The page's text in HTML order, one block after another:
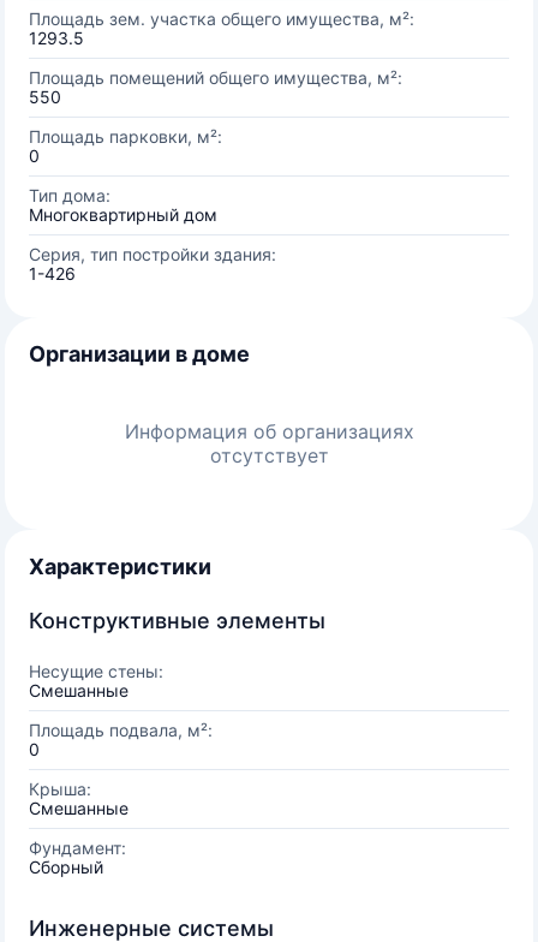
Площадь зем. участка общего имущества, м²:
1293.5
Площадь помещений общего имущества, м²:
550
Площадь парковки, м²:
0
Тип дома:
Многоквартирный дом
Серия, тип постройки здания:
1-426
Организации в доме
Информация об организациях
отсутствует
Характеристики
Конструктивные элементы
Несущие стены:
Смешанные
Площадь подвала, м²:
0
Крыша:
Смешанные
Фундамент:
Сборный
Инженерные системы